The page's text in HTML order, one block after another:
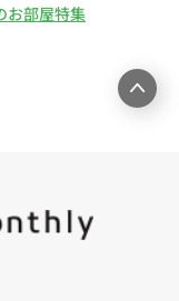
お部屋特集